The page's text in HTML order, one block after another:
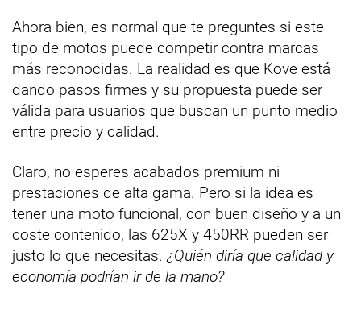
Ahora bien, es normal que te preguntes si este
tipo de motos puede competir contra marcas
más reconocidas. La realidad es que Kove está
dando pasos firmes y su propuesta puede ser
válida para usuarios que buscan un punto medio
entre precio y calidad.
Claro, no esperes acabados premium ni
prestaciones de alta gama. Pero si la idea es
tener una moto funcional, con buen diseño y a un
coste contenido, las 625X y 450RR pueden ser
justo lo que necesitas. ¿Quién diría que calidad y
economía podrían ir de la mano?